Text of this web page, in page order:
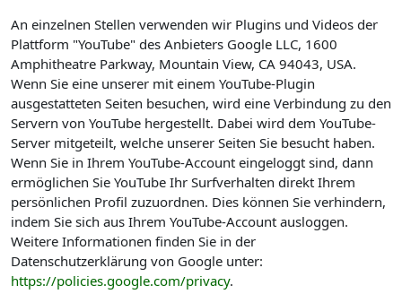
An einzelnen Stellen verwenden wir Plugins und Videos der
Plattform "YouTube" des Anbieters Google LLC, 1600
Amphitheatre Parkway, Mountain View, CA 94043, USA.
Wenn Sie eine unserer mit einem YouTube-Plugin
ausgestatteten Seiten besuchen, wird eine Verbindung zu den
Servern von YouTube hergestellt. Dabei wird dem YouTube-
Server mitgeteilt, welche unserer Seiten Sie besucht haben.
Wenn Sie in Ihrem YouTube-Account eingeloggt sind, dann
ermöglichen Sie YouTube Ihr Surfverhalten direkt Ihrem
persönlichen Profil zuzuordnen. Dies können Sie verhindern,
indem Sie sich aus Ihrem YouTube-Account ausloggen.
Weitere Informationen finden Sie in der
Datenschutzerklärung von Google unter:
https://policies.google.com/privacy.